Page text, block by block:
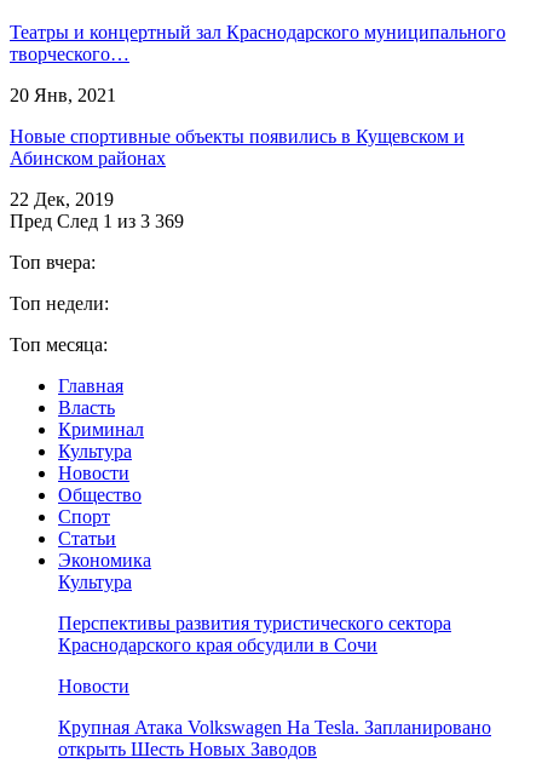
Театры и концертный зал Краснодарского муниципального
творческого…
20 Янв, 2021
Новые спортивные объекты появились в Кущевском и
Абинском районах
22 Дек, 2019
Пред След 1 из 3 369
Топ вчера:
Топ недели:
Топ месяца:
Главная
Власть
Криминал
Культура
Новости
Общество
Спорт
Статьи
Экономика
Культура
Перспективы развития туристического сектора
Краснодарского края обсудили в Сочи
Новости
Крупная Атака Volkswagen На Tesla. Запланировано
открыть Шесть Новых Заводов